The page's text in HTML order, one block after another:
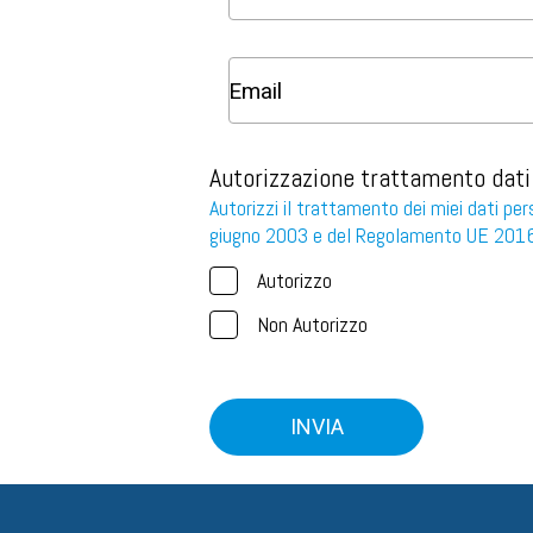
Autorizzazione trattamento
Autorizzi il trattamento dei miei dati
giugno 2003 e del Regolamento UE
Autorizzo
Non Autorizzo
INVIA